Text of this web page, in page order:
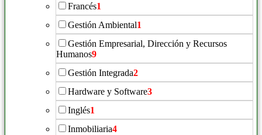
Francés1
Gestión Ambiental1
Gestión Empresarial, Dirección y Recursos
Humanos9
Gestión Integrada2
Hardware y Software3
Inglés1
Inmobiliaria4